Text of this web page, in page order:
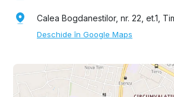
Calea Bogdanestilor, nr. 22, et.1,
Deschide în Google Maps